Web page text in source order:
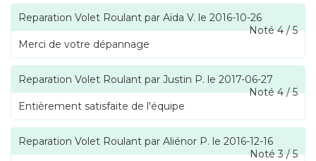
Reparation Volet Roulant par Aïda V. le 2016-10-26
Noté4/5
Merci de votre dépannage
Reparation Volet Roulant par Justin P. le 2017-06-27
Noté4/5
Entièrement satisfaite de l'équipe
Reparation Volet Roulant par Aliénor P. le 2016-12-16
Noté3/5